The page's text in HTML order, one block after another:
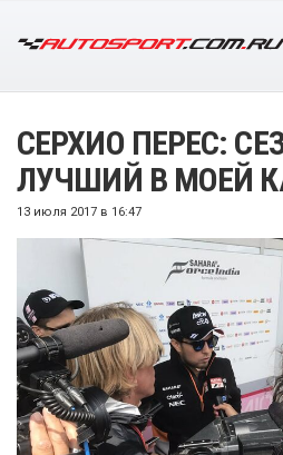
СЕРХИО ПЕРЕС:
ЛУЧШИЙ В МОЕЙ
13 июля 2017 в 16:47